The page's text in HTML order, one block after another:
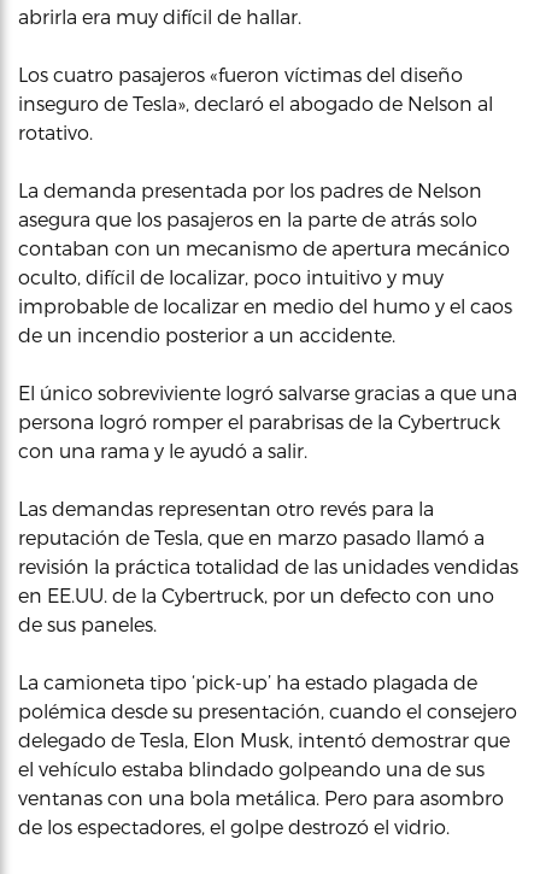
abrirla era muy difícil de hallar.
Los cuatro pasajeros «fueron víctimas del diseño
inseguro de Tesla», declaró el abogado de Nelson al
rotativo.
La demanda presentada por los padres de Nelson
asegura que los pasajeros en la parte de atrás solo
contaban con un mecanismo de apertura mecánico
oculto, difícil de localizar, poco intuitivo y muy
improbable de localizar en medio del humo y el caos
de un incendio posterior a un accidente.
El único sobreviviente logró salvarse gracias a que una
persona logró romper el parabrisas de la Cybertruck
con una rama y le ayudó a salir.
Las demandas representan otro revés para la
reputación de Tesla, que en marzo pasado llamó a
revisión la práctica totalidad de las unidades vendidas
en EE.UU. de la Cybertruck, por un defecto con uno
de sus paneles.
La camioneta tipo ‘pick-up’ ha estado plagada de
polémica desde su presentación, cuando el consejero
delegado de Tesla, Elon Musk, intentó demostrar que
el vehículo estaba blindado golpeando una de sus
ventanas con una bola metálica. Pero para asombro
de los espectadores, el golpe destrozó el vidrio.